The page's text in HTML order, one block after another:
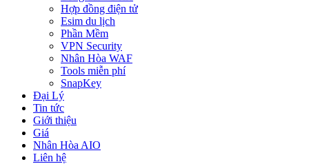
Hợp đồng điện tử
Esim du lịch
Phần Mềm
VPN Security
Nhân Hòa WAF
Tools miễn phí
SnapKey
Đại Lý
Tin tức
Giới thiệu
Giá
Nhân Hòa AIO
Liên hệ